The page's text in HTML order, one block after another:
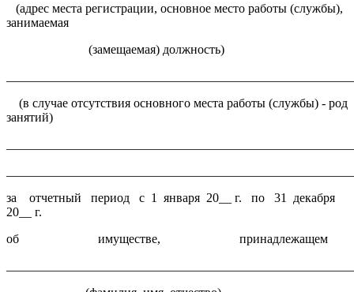
(адрес места регистрации, основное место работы (службы),
занимаемая
(замещаемая) должность)
(в случае отсутствия основного места работы (службы) - род
занятий)
за отчетный период с 1 января 20__ г. по 31 декабря
20__ г.
об имуществе, принадлежащем